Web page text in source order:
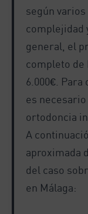
según
complejidad
general, el
completo de
6.000€.
es
ortodoncia
A
aproximada
del caso
en Málaga: